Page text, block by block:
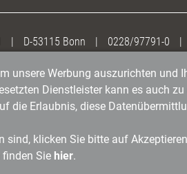
| D-53115 Bonn | 0228/97791-0 |
unsere Werbung auszurichten und
Dienstleister kann es auch
die Erlaubnis, diese
sind, klicken Sie bitte auf
Sie hier.